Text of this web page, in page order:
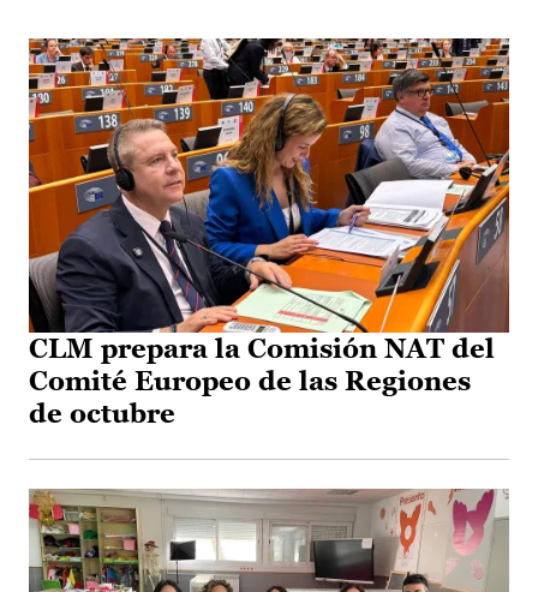
CLM prepara la Comisión NAT del
Comité Europeo de las Regiones
de octubre